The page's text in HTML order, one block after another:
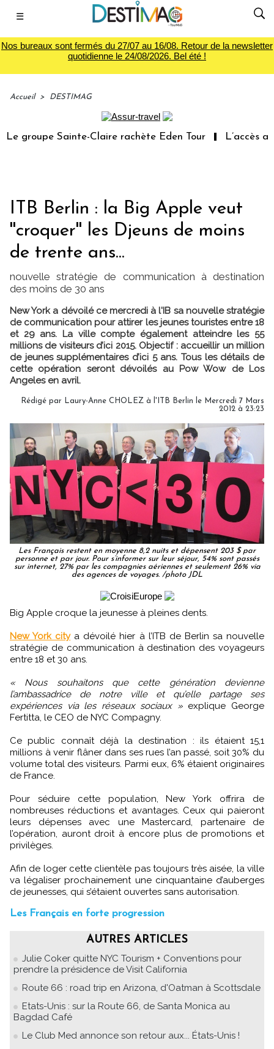
☰
Nos bureaux sont fermés du 27/07 au 16/08. Retour de la newsletter
quotidienne le 24/08/2026. Bel été !
Accueil > DESTIMAG
groupe Sainte-Claire rachète Eden Tour L’accès
ITB Berlin : la Big Apple veut
''croquer'' les Djeuns de moins
de trente ans...
nouvelle stratégie de communication à destination
des moins de 30 ans
New York a dévoilé ce mercredi à l'IB sa nouvelle stratégie
de communication pour attirer les jeunes touristes entre 18
et 29 ans. La ville compte également atteindre les 55
millions de visiteurs d’ici 2015. Objectif : accueillir un million
de jeunes supplémentaires d’ici 5 ans. Tous les détails de
cette opération seront dévoilés au Pow Wow de Los
Angeles en avril.
Rédigé par Laury-Anne CHOLEZ à l'ITB Berlin le Mercredi 7 Mars
2012 à 23:23
Les Français restent en moyenne 8,2 nuits et dépensent 203 $ par
personne et par jour. Pour s’informer sur leur séjour, 54% sont passés
sur internet, 27% par les compagnies aériennes et seulement 26% via
des agences de voyages. /photo JDL
Big Apple croque la jeunesse à pleines dents.
New York citya dévoilé hier à l’ITB de Berlin sa nouvelle
stratégie de communication à destination des voyageurs
entre 18 et 30 ans.
« Nous souhaitons que cette génération devienne
l’ambassadrice de notre ville et qu’elle partage ses
expériences via les réseaux sociaux »explique George
Fertitta, le CEO de NYC Compagny.
Ce public connaît déjà la destination : ils étaient 15,1
millions à venir flâner dans ses rues l’an passé, soit 30% du
volume total des visiteurs. Parmi eux, 6% étaient originaires
de France.
Pour séduire cette population, New York offrira de
nombreuses réductions et avantages. Ceux qui paieront
leurs dépenses avec une Mastercard, partenaire de
l’opération, auront droit à encore plus de promotions et
privilèges.
Afin de loger cette clientèle pas toujours très aisée, la ville
va légaliser prochainement une cinquantaine d’auberges
de jeunesses, qui s’étaient ouvertes sans autorisation.
Les Français en forte progression
AUTRES ARTICLES
Julie Coker quitte NYC Tourism + Conventions pour
prendre la présidence de Visit California
Route 66 : road trip en Arizona, d'Oatman à Scottsdale
Etats-Unis : sur la Route 66, de Santa Monica au
Bagdad Café
Le Club Med annonce son retour aux... États-Unis !